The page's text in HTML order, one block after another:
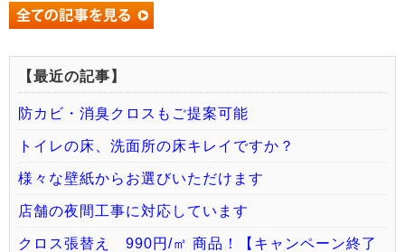
【最近の記事】
防カビ・消臭クロスもご提案可能
トイレの床、洗面所の床キレイですか？
様々な壁紙からお選びいただけます
店舗の夜間工事に対応しています
クロス張替え 990円/㎡ 商品！【キャンペーン終了